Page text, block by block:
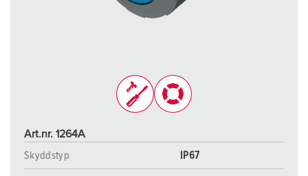
Art.nr. 1264A
Skyddstyp
IP67